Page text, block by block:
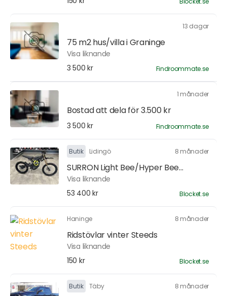
13 dagar
75 m2 hus/villa i Graninge
Visa liknande
3 500 kr
Findroommate.se
1 månader
Bostad att dela för 3.500 kr
3 500 kr Findroommate.se
Butik Lidingö 8 månader
SURRON Light Bee/Hyper Bee...
Visa liknande
53 400 kr
Blocket.se
Haninge 8 månader
Ridstövlar vinter Steeds
Visa liknande
150 kr
Blocket.se
Butik Täby 8 månader